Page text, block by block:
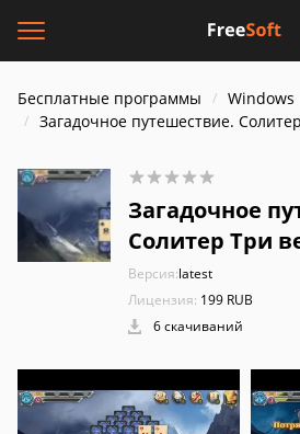
Бесплатные программы Windows
Загадочное путешествие.
Загадочное
Солитер Три
Версия:latest
Лицензия: 199 RUB
6 скачиваний